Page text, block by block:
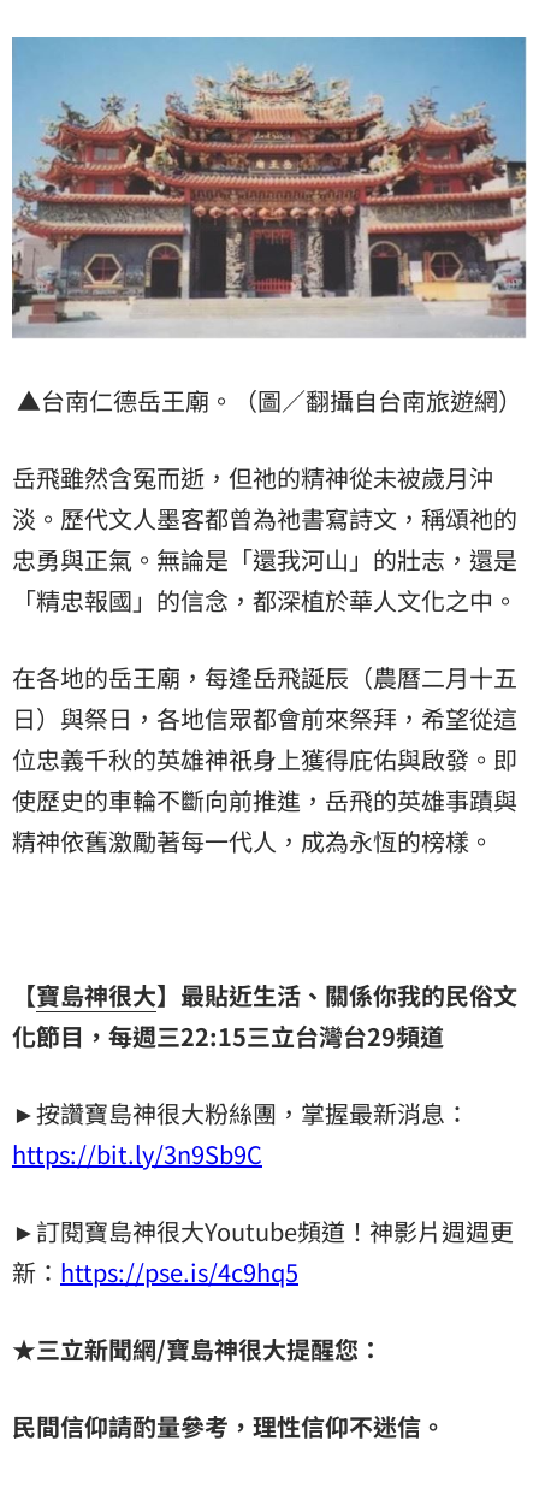
▲台南仁德岳王廟。（圖／翻攝自台南旅遊網）
岳飛雖然含冤而逝，但祂的精神從未被歲月沖
淡。歷代文人墨客都曾為祂書寫詩文，稱頌祂的
忠勇與正氣。無論是「還我河山」的壯志，還是
「精忠報國」的信念，都深植於華人文化之中。
在各地的岳王廟，每逢岳飛誕辰（農曆二月十五
日）與祭日，各地信眾都會前來祭拜，希望從這
位忠義千秋的英雄神祇身上獲得庇佑與啟發。即
使歷史的車輪不斷向前推進，岳飛的英雄事蹟與
精神依舊激勵著每一代人，成為永恆的榜樣。
【寶島神很大】最貼近生活、關係你我的民俗文
化節目，每週三22:15三立台灣台29頻道
►按讚寶島神很大粉絲團，掌握最新消息：
https://bit.ly/3n9Sb9C
►訂閱寶島神很大Youtube頻道！神影片週週更
新： https://pse.is/4c9hq5
★三立新聞網/寶島神很大提醒您：
民間信仰請酌量參考，理性信仰不迷信。